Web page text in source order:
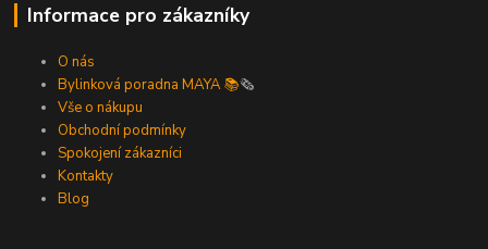
Informace pro zákazníky
O nás
Bylinková poradna MAYA 📚🗞️
Vše o nákupu
Obchodní podmínky
Spokojení zákazníci
Kontakty
Blog